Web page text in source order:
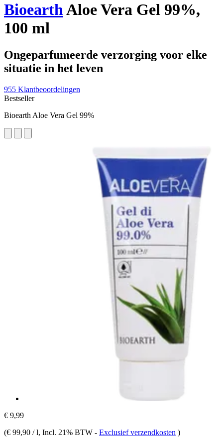
BioearthAloe Vera Gel 99%,
100 ml
Ongeparfumeerde verzorging voor elke
situatie in het leven
955 Klantbeoordelingen
Bestseller
Bioearth Aloe Vera Gel 99%
€ 9,99
(€ 99,90 / l, Incl. 21% BTW - Exclusief verzendkosten )